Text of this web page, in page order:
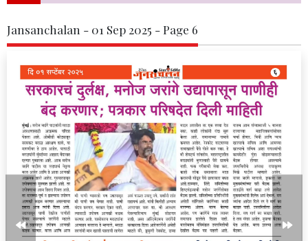
Jansanchalan - 01 Sep 2025 - Page 6